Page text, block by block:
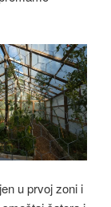
u prvoj zoni i